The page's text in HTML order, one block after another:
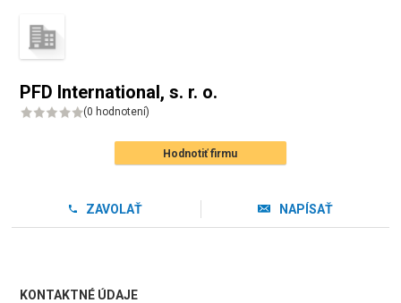
PFD International, s. r. o.
(0 hodnotení)
Hodnotiť firmu
ZAVOLAŤ NAPÍSAŤ
KONTAKTNÉ ÚDAJE